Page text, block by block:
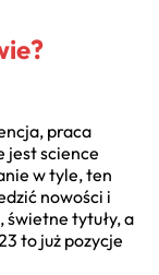
praca
jest science
w tyle, ten
nowości i
świetne tytuły, a
to już pozycje